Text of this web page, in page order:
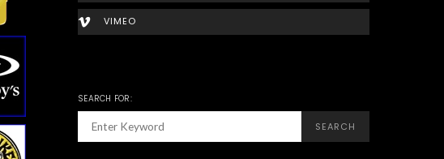
VIMEO
SEARCH FOR:
SEARCH